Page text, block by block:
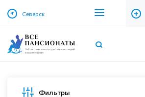
Северск +
Фильтры